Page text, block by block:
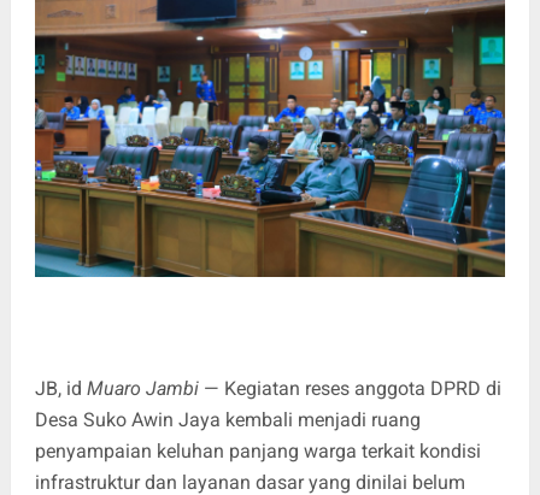
JB, id Muaro Jambi— Kegiatan reses anggota DPRD di
Desa Suko Awin Jaya kembali menjadi ruang
penyampaian keluhan panjang warga terkait kondisi
infrastruktur dan layanan dasar yang dinilai belum